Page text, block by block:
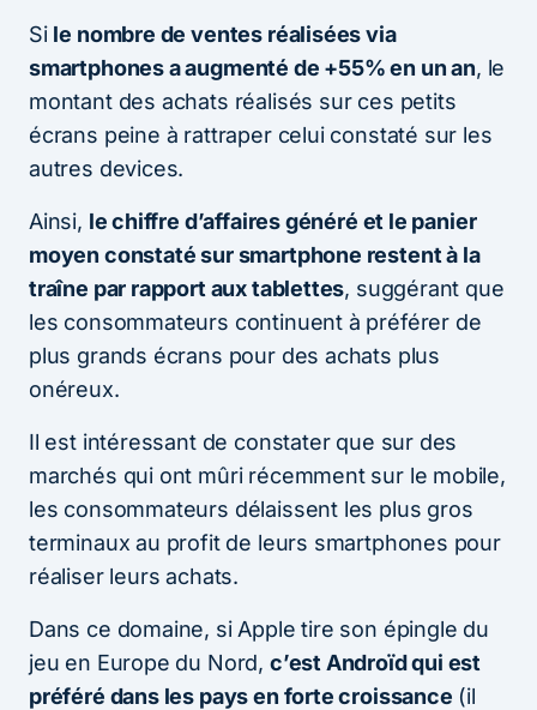
Si le nombre de ventes réalisées via
smartphones a augmenté de +55% en un an, le
montant des achats réalisés sur ces petits
écrans peine à rattraper celui constaté sur les
autres devices.
Ainsi, le chiffre d’affaires généré et le panier
moyen constaté sur smartphone restent à la
traîne par rapport aux tablettes, suggérant que
les consommateurs continuent à préférer de
plus grands écrans pour des achats plus
onéreux.
Il est intéressant de constater que sur des
marchés qui ont mûri récemment sur le mobile,
les consommateurs délaissent les plus gros
terminaux au profit de leurs smartphones pour
réaliser leurs achats.
Dans ce domaine, si Apple tire son épingle du
jeu en Europe du Nord, c’est Androïd qui est
préféré dans les pays en forte croissance (il